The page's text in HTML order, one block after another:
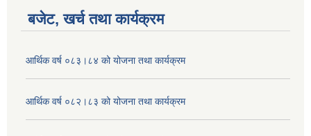
बजेट, खर्च तथा कार्यक्रम
आर्थिक वर्ष ०८३।८४ को योजना तथा कार्यक्रम
आर्थिक वर्ष ०८२।८३ को योजना तथा कार्यक्रम